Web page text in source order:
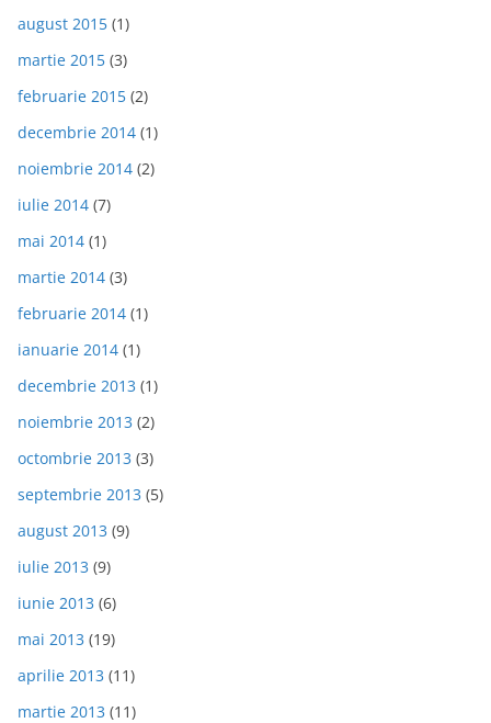
august 2015 (1)
martie 2015 (3)
februarie 2015 (2)
decembrie 2014 (1)
noiembrie 2014 (2)
iulie 2014 (7)
mai 2014 (1)
martie 2014 (3)
februarie 2014 (1)
ianuarie 2014 (1)
decembrie 2013 (1)
noiembrie 2013 (2)
octombrie 2013 (3)
septembrie 2013 (5)
august 2013 (9)
iulie 2013 (9)
iunie 2013 (6)
mai 2013 (19)
aprilie 2013 (11)
martie 2013 (11)